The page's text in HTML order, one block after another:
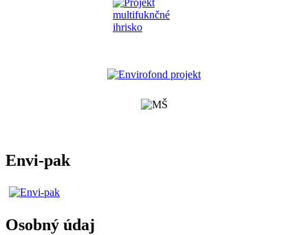
Envi-pak
Osobný údaj